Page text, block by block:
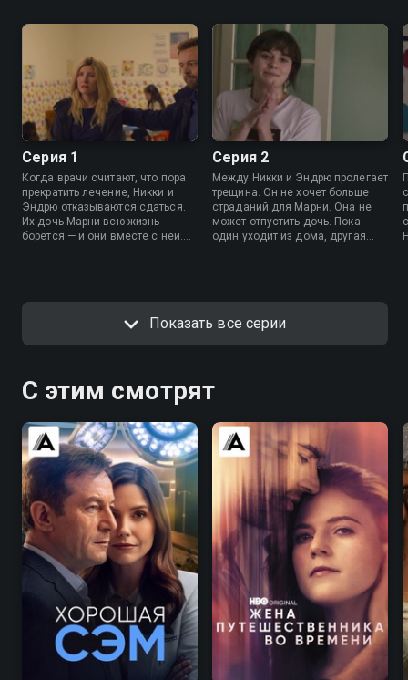
Серия 1
Когда врачи считают, что пора
прекратить лечение, Никки и
Эндрю отказываются сдаться.
Их дочь Марни всю жизнь
борется — и они вместе с ней.
Серия 2
Между Никки и Эндрю пролегает
трещина. Он не хочет больше
страданий для Марни. Она не
может отпустить дочь. Пока
один уходит из дома, другая
Показать все серии
С этим смотрят
6.9 6.0 7.7